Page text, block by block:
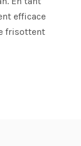
efficace
frisottent